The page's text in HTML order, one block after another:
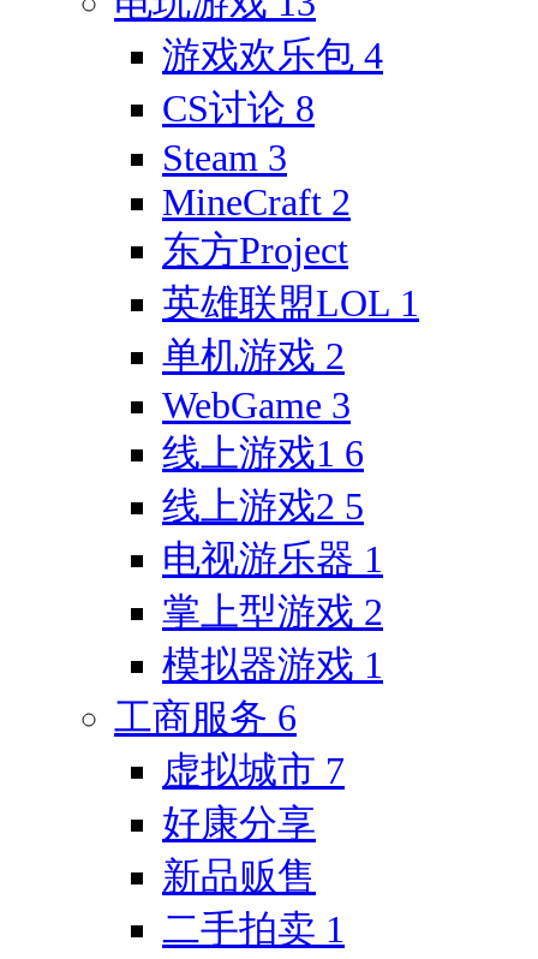
游戏欢乐包 4
CS讨论 8
Steam 3
MineCraft 2
东方Project
英雄联盟LOL 1
单机游戏 2
WebGame 3
线上游戏1 6
线上游戏2 5
电视游乐器 1
掌上型游戏 2
模拟器游戏 1
工商服务 6
虚拟城市 7
好康分享
新品贩售
二手拍卖 1